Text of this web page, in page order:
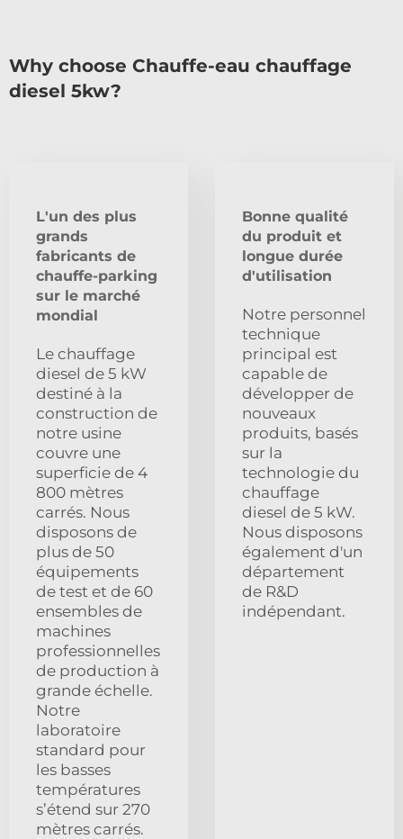
Why choose Chauffe-eau chauffage
diesel 5kw?
L'un des plus
grands
fabricants de
chauffe-parking
sur le marché
mondial
Le chauffage
diesel de 5 kW
destiné à la
construction de
notre usine
couvre une
superficie de 4
800 mètres
carrés. Nous
disposons de
plus de 50
équipements
de test et de 60
ensembles de
machines
professionnelles
de production à
grande échelle.
Notre
laboratoire
standard pour
les basses
températures
s’étend sur 270
mètres carrés.
Bonne qualité
du produit et
longue durée
d'utilisation
Notre personnel
technique
principal est
capable de
développer de
nouveaux
produits, basés
sur la
technologie du
chauffage
diesel de 5 kW.
Nous disposons
également d'un
département
de R&D
indépendant.